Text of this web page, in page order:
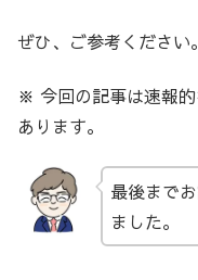
ぜひ、ご参考ください。
※ 今回の記事は速報
あります。
最後まで
ました。